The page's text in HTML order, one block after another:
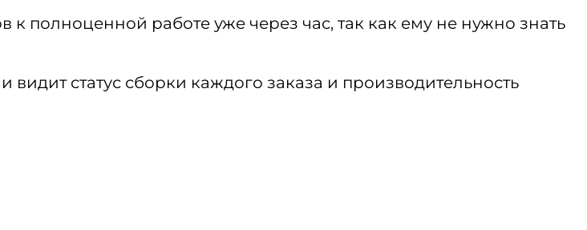
к полноценной работе уже через час, так как ему не нужно знать
статус сборки каждого заказа и производительность